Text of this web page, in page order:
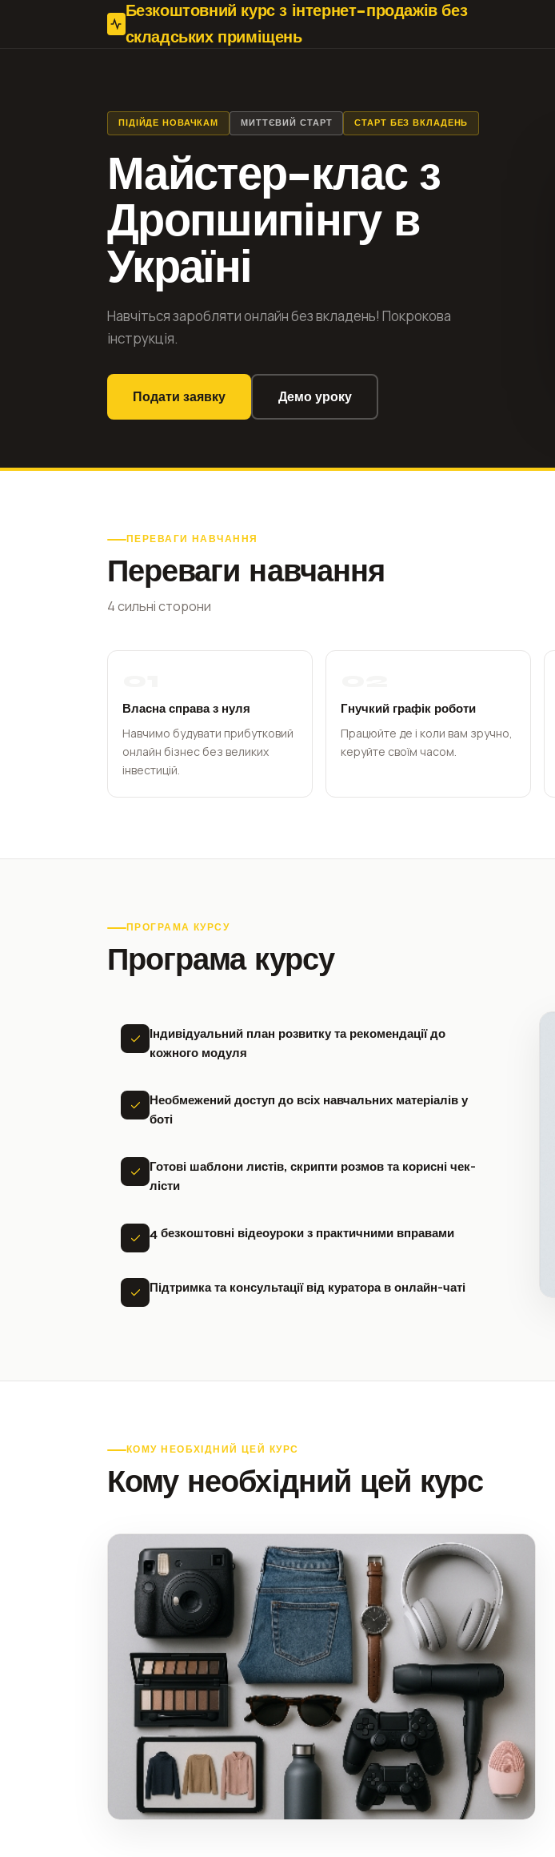
Безкоштовний курс з інтернет-продажів без
складських приміщень
ПІДІЙДЕ НОВАЧКАМ МИТТЄВИЙ СТАРТ СТАРТ БЕЗ ВКЛАДЕНЬ
Майстер-клас з
Дропшипінгу в
Україні
Навчіться заробляти онлайн без вкладень! Покрокова
інструкція.
Подати заявку Демо уроку
ПЕРЕВАГИ НАВЧАННЯ
Переваги навчання
4 сильні сторони
Власна справа з нуля
Навчимо будувати прибутковий
онлайн бізнес без великих
інвестицій.
Гнучкий графік роботи
Працюйте де і коли вам зручно,
керуйте своїм часом.
ПРОГРАМА КУРСУ
Програма курсу
Індивідуальний план розвитку та рекомендації до
кожного модуля
Необмежений доступ до всіх навчальних матеріалів у
боті
Готові шаблони листів, скрипти розмов та корисні чек-
лісти
4 безкоштовні відеоуроки з практичними вправами
Підтримка та консультації від куратора в онлайн-чаті
КОМУ НЕОБХІДНИЙ ЦЕЙ КУРС
Кому необхідний цей курс